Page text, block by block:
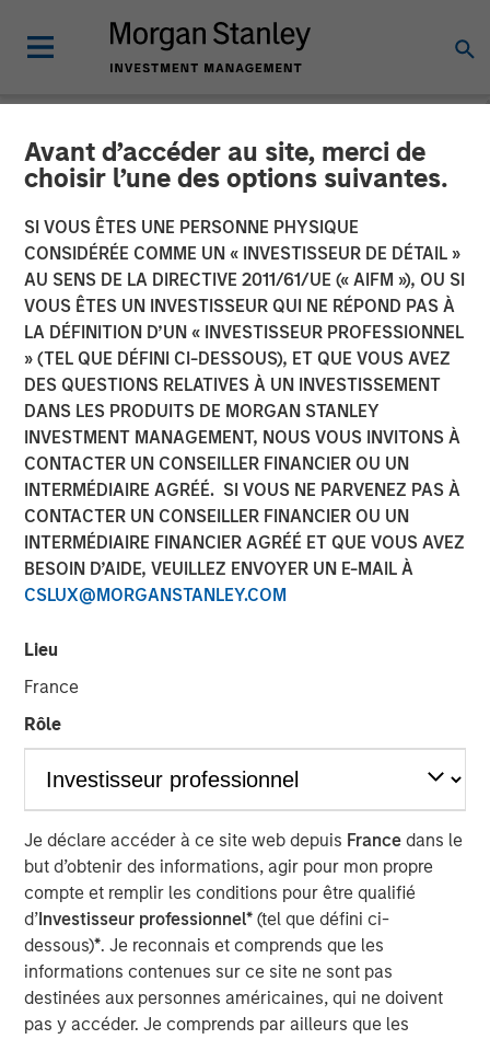
Avant d’accéder au site, merci de
choisir l’une des options suivantes.
SI VOUS ÊTES UNE PERSONNE PHYSIQUE
CONSIDÉRÉE COMME UN « INVESTISSEUR DE DÉTAIL »
AU SENS DE LA DIRECTIVE 2011/61/UE (« AIFM »), OU SI
VOUS ÊTES UN INVESTISSEUR QUI NE RÉPOND PAS À
LA DÉFINITION D’UN « INVESTISSEUR PROFESSIONNEL
» (TEL QUE DÉFINI CI-DESSOUS), ET QUE VOUS AVEZ
DES QUESTIONS RELATIVES À UN INVESTISSEMENT
DANS LES PRODUITS DE MORGAN STANLEY
INVESTMENT MANAGEMENT, NOUS VOUS INVITONS À
CONTACTER UN CONSEILLER FINANCIER OU UN
INTERMÉDIAIRE AGRÉÉ. SI VOUS NE PARVENEZ PAS À
CONTACTER UN CONSEILLER FINANCIER OU UN
INTERMÉDIAIRE FINANCIER AGRÉÉ ET QUE VOUS AVEZ
BESOIN D’AIDE, VEUILLEZ ENVOYER UN E-MAIL À
CSLUX@MORGANSTANLEY.COM
Lieu
France
Rôle
Je déclare accéder à ce site web depuis France dans le
but d’obtenir des informations, agir pour mon propre
compte et remplir les conditions pour être qualifié
d’Investisseur professionnel*(tel que défini ci-
dessous)*. Je reconnais et comprends que les
informations contenues sur ce site ne sont pas
destinées aux personnes américaines, qui ne doivent
pas y accéder. Je comprends par ailleurs que les
NEWSROOM
OpsRamp Secures
Investment Led by Morgan
Stanley Expansion Capital
to Fortify Enterprise IT with
a Single Platform for
Digital Operations
Management
Latest round of $37.5 million also includes expanded
investment from Sapphire Ventures and new investor
Hewlett Packard Enterprise (HPE)
30 JANVIER 2020
SAN JOSE, CA – January 30, 2020 09:00 EST
OpsRamp, service-centric AIOps platform for hybrid
enterprise IT operations, today announced the closing of
its latest round of investment led by Morgan Stanley
Expansion Capital, and with new investor Hewlett
Packard Enterprise (HPE). OpsRamp will use the
investment to grow and scale the industry’s first cloud-
based platform for discovery, monitoring, and automation
of hybrid, multi-cloud, enterprise environments.